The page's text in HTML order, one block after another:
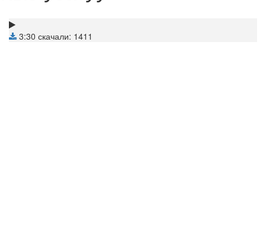
3:30 скачали: 1411